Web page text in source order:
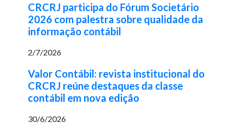
CRCRJ participa do Fórum Societário
2026 com palestra sobre qualidade da
informação contábil
2/7/2026
Valor Contábil: revista institucional do
CRCRJ reúne destaques da classe
contábil em nova edição
30/6/2026